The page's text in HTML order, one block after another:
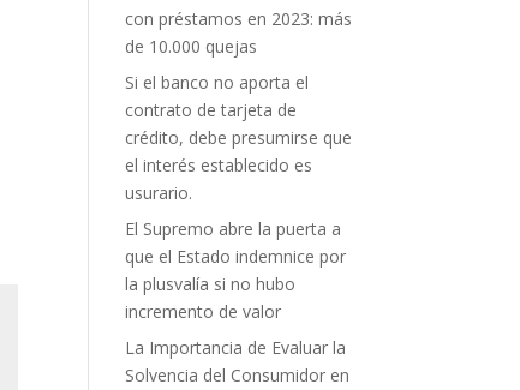
con préstamos en 2023: más
de 10.000 quejas
Si el banco no aporta el
contrato de tarjeta de
crédito, debe presumirse que
el interés establecido es
usurario.
El Supremo abre la puerta a
que el Estado indemnice por
la plusvalía si no hubo
incremento de valor
La Importancia de Evaluar la
Solvencia del Consumidor en